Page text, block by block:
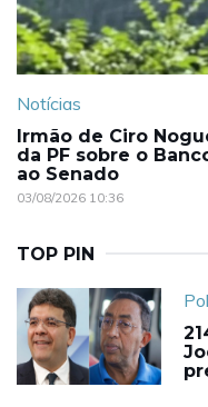
Notícias
Irmão de Ciro
da PF sobre o
ao Senado
03/08/2026 10:36
TOP PIN